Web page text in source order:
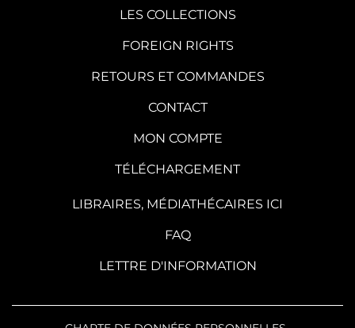
LES COLLECTIONS
FOREIGN RIGHTS
RETOURS ET COMMANDES
CONTACT
MON COMPTE
TÉLÉCHARGEMENT
LIBRAIRES, MÉDIATHÉCAIRES ICI
FAQ
LETTRE D'INFORMATION